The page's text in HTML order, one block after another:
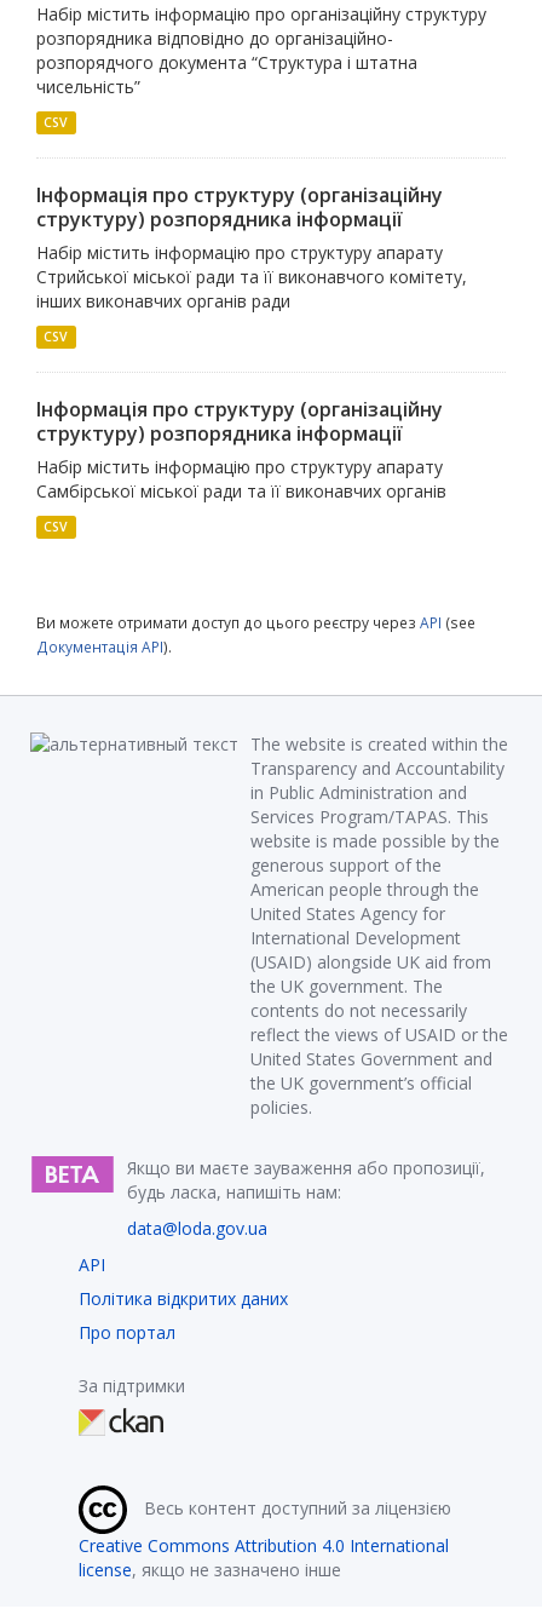
Набір містить інформацію про організаційну структуру
розпорядника відповідно до організаційно-
розпорядчого документа “Структура і штатна
чисельність”
CSV
Інформація про структуру (організаційну
структуру) розпорядника інформації
Набір містить інформацію про структуру апарату
Стрийської міської ради та її виконавчого комітету,
інших виконавчих органів ради
CSV
Інформація про структуру (організаційну
структуру) розпорядника інформації
Набір містить інформацію про структуру апарату
Самбірської міської ради та її виконавчих органів
CSV
Ви можете отримати доступ до цього реєстру через API (see
Документація API).
The website is created within the
Transparency and Accountability
in Public Administration and
Services Program/TAPAS. This
website is made possible by the
generous support of the
American people through the
United States Agency for
International Development
(USAID) alongside UK aid from
the UK government. The
contents do not necessarily
reflect the views of USAID or the
United States Government and
the UK government’s official
policies.
Якщо ви маєте зауваження або пропозиції,
будь ласка, напишіть нам:
data@loda.gov.ua
API
Політика відкритих даних
Про портал
За підтримки
Весь контент доступний за ліцензією
Creative Commons Attribution 4.0 International
license, якщо не зазначено інше